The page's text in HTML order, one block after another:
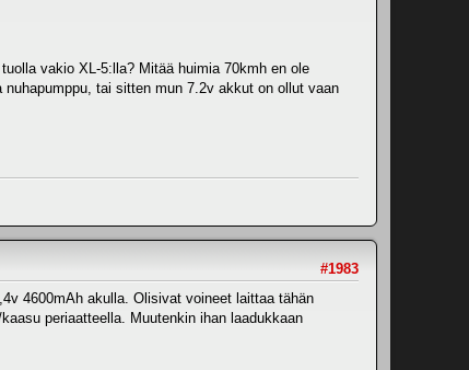
vakio XL-5:lla? Mitää huimia 70kmh en ole
tai sitten mun 7.2v akkut on ollut vaan
#1983
4600mAh akulla. Olisivat voineet laittaa tähän
periaatteella. Muutenkin ihan laadukkaan